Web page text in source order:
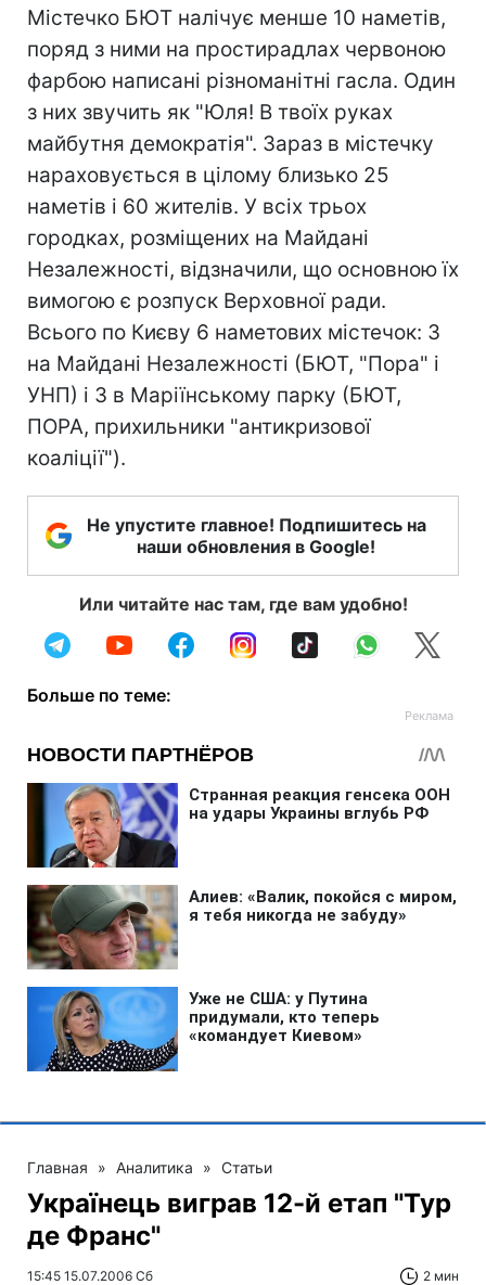
Містечко БЮТ налічує менше 10 наметів,
поряд з ними на простирадлах червоною
фарбою написані різноманітні гасла. Один
з них звучить як "Юля! В твоїх руках
майбутня демократія". Зараз в містечку
нараховується в цілому близько 25
наметів і 60 жителів. У всіх трьох
городках, розміщених на Майдані
Незалежності, відзначили, що основною їх
вимогою є розпуск Верховної ради.
Всього по Києву 6 наметових містечок: 3
на Майдані Незалежності (БЮТ, "Пора" і
УНП) і 3 в Маріїнському парку (БЮТ,
ПОРА, прихильники "антикризової
коаліції").
Не упустите главное! Подпишитесь на
наши обновления в Google!
Или читайте нас там, где вам удобно!
Больше по теме:
Главная » Аналитика » Статьи
Українець виграв 12-й етап "Тур
де Франс"
15:45 15.07.2006 Сб 2 мин